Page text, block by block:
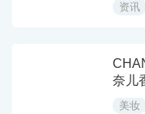
资讯
奈儿
美妆